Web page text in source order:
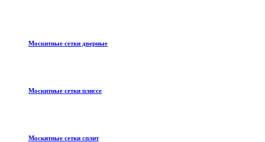
Москитные сетки дверные
Москитные сетки плиссе
Москитные сетки сплит